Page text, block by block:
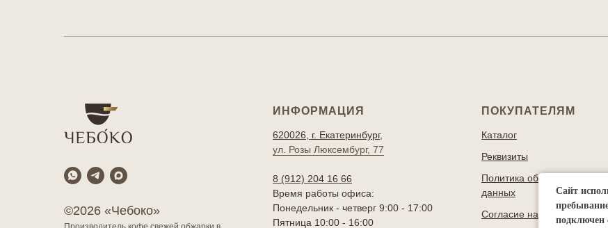
Сайт
подключен
©2026 «Чебоко»
ИНФОРМАЦИЯ
620026, г. Екатеринбург,
ул. Розы Люксембург, 77
8 (912) 204 16 66
Время работы офиса:
Понедельник - четверг 9:00 - 17:00
Пятница 10:00 - 16:00
ПОКУПАТЕЛЯМ
Каталог
Реквизиты
Политика обработки
данных
Согласие на обработку